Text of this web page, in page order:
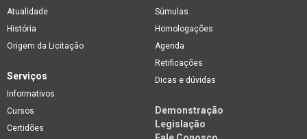
Atualidade
História
Origem da Licitação
Súmulas
Homologações
Agenda
Retificações
Dicas e dúvidas
Serviços
Informativos
Cursos
Certidões
Demonstração
Legislação